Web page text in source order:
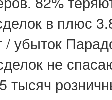
в плюс
убыток
не
тысяч